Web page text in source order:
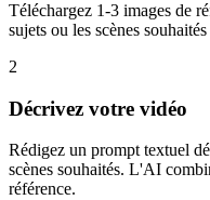
Téléchargez 1-3 images de
sujets ou les scènes
2
Décrivez votre vidéo
Rédigez un prompt textuel
scènes souhaités. L'AI
référence.